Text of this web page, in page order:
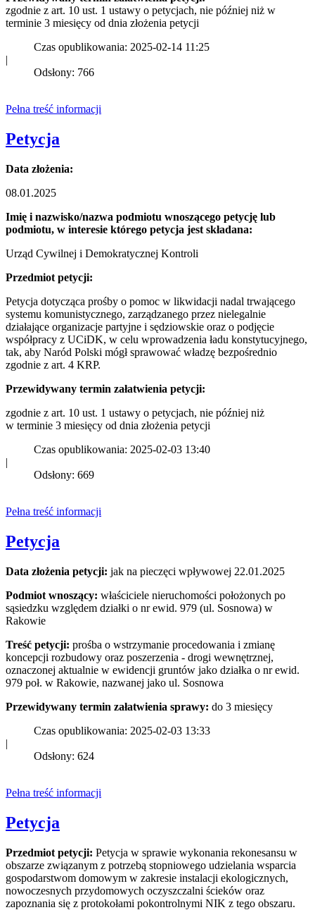
zgodnie z art. 10 ust. 1 ustawy o petycjach, nie później niż w
terminie 3 miesięcy od dnia złożenia petycji
Czas opublikowania: 2025-02-14 11:25
|
Odsłony: 766
Pełna treść informacji
Petycja
Data złożenia:
08.01.2025
Imię i nazwisko/nazwa podmiotu wnoszącego petycję lub
podmiotu, w interesie którego petycja jest składana:
Urząd Cywilnej i Demokratycznej Kontroli
Przedmiot petycji:
Petycja dotycząca prośby o pomoc w likwidacji nadal trwającego
systemu komunistycznego, zarządzanego przez nielegalnie
działające organizacje partyjne i sędziowskie oraz o podjęcie
współpracy z UCiDK, w celu wprowadzenia ładu konstytucyjnego,
tak, aby Naród Polski mógł sprawować władzę bezpośrednio
zgodnie z art. 4 KRP.
Przewidywany termin załatwienia petycji:
zgodnie z art. 10 ust. 1 ustawy o petycjach, nie później niż
w terminie 3 miesięcy od dnia złożenia petycji
Czas opublikowania: 2025-02-03 13:40
|
Odsłony: 669
Pełna treść informacji
Petycja
Data złożenia petycji: jak na pieczęci wpływowej 22.01.2025
Podmiot wnoszący: właściciele nieruchomości położonych po
sąsiedzku względem działki o nr ewid. 979 (ul. Sosnowa) w
Rakowie
Treść petycji: prośba o wstrzymanie procedowania i zmianę
koncepcji rozbudowy oraz poszerzenia - drogi wewnętrznej,
oznaczonej aktualnie w ewidencji gruntów jako działka o nr ewid.
979 poł. w Rakowie, nazwanej jako ul. Sosnowa
Przewidywany termin załatwienia sprawy: do 3 miesięcy
Czas opublikowania: 2025-02-03 13:33
|
Odsłony: 624
Pełna treść informacji
Petycja
Przedmiot petycji: Petycja w sprawie wykonania rekonesansu w
obszarze związanym z potrzebą stopniowego udzielania wsparcia
gospodarstwom domowym w zakresie instalacji ekologicznych,
nowoczesnych przydomowych oczyszczalni ścieków oraz
zapoznania się z protokołami pokontrolnymi NIK z tego obszaru.